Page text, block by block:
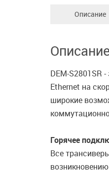
Описание
DEM-S2801SR
Ethernet на
широкие
Горячее
Все